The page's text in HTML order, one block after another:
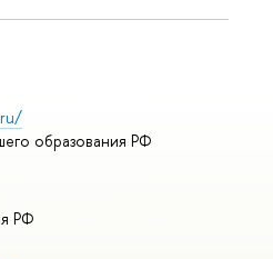
образования РФ
РФ